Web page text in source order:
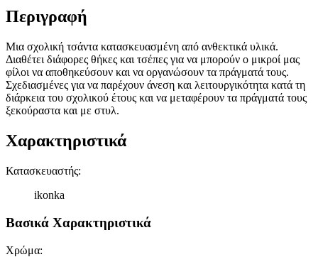
Περιγραφή
Μια σχολική τσάντα κατασκευασμένη από ανθεκτικά υλικά.
Διαθέτει διάφορες θήκες και τσέπες για να μπορούν ο μικροί μας
φίλοι να αποθηκεύσουν και να οργανώσουν τα πράγματά τους.
Σχεδιασμένες για να παρέχουν άνεση και λειτουργικότητα κατά τη
διάρκεια του σχολικού έτους και να μεταφέρουν τα πράγματά τους
ξεκούραστα και με στυλ.
Χαρακτηριστικά
Κατασκευαστής:
ikonka
Βασικά Χαρακτηριστικά
Χρώμα: